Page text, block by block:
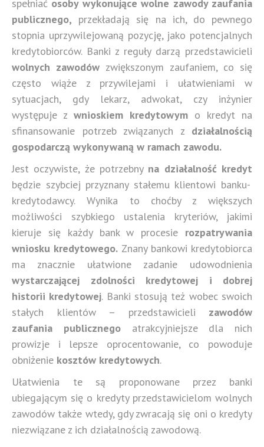
spełniać osoby wykonujące wolne zawody zaufania
publicznego, przekładają się na ich, do pewnego
stopnia uprzywilejowaną pozycję, jako potencjalnych
kredytobiorców. Banki z reguły darzą przedstawicieli
wolnych zawodów zwiększonym zaufaniem, co się
często wiąże z przywilejami i ułatwieniami w
sytuacjach, gdy lekarz, adwokat, czy inżynier
występuje z wnioskiem kredytowym o kredyt na
sfinansowanie potrzeb związanych z działalnością
gospodarczą wykonywaną w ramach zawodu.
Jest oczywiste, że potrzebny na działalność kredyt
będzie szybciej przyznany stałemu klientowi banku-
kredytodawcy. Wynika to choćby z większych
możliwości szybkiego ustalenia kryteriów, jakimi
kieruje się każdy bank w procesie rozpatrywania
wniosku kredytowego. Znany bankowi kredytobiorca
ma znacznie ułatwione zadanie udowodnienia
wystarczającej zdolności kredytowej i dobrej
historii kredytowej. Banki stosują też wobec swoich
stałych klientów – przedstawicieli zawodów
zaufania publicznegoatrakcyjniejsze dla nich
prowizje i lepsze oprocentowanie, co powoduje
obniżenie kosztów kredytowych.
Ułatwienia te są proponowane przez banki
ubiegającym się o kredyty przedstawicielom wolnych
zawodów także wtedy, gdy zwracają się oni o kredyty
niezwiązane z ich działalnością zawodową.